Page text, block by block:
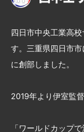
四日市中央工業高
す。三重県四日市
に創部しました。
2019年より伊室監
「ワールドカップ